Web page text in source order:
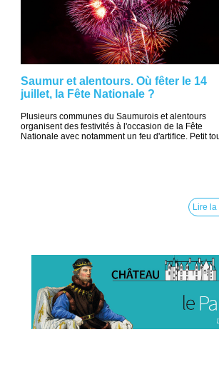
Saumur et alentours. Où fêter le 14
juillet, la Fête Nationale ?
Plusieurs communes du Saumurois et alentours
organisent des festivités à l'occasion de la Fête
Nationale avec notamment un feu d'artifice. Petit
Lire la